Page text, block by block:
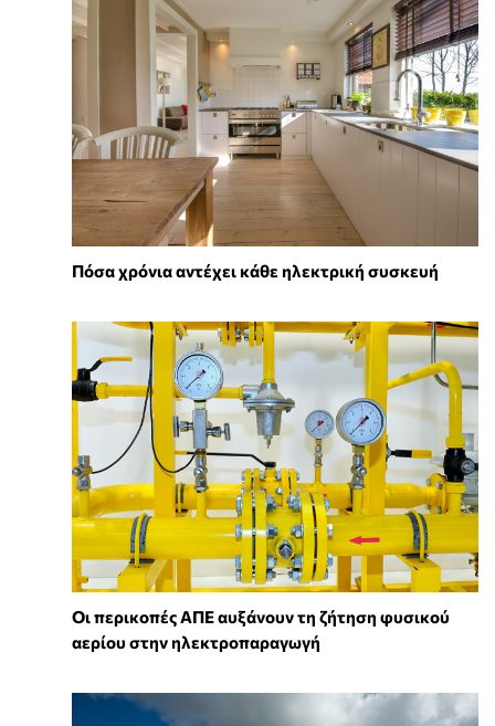
Πόσα χρόνια αντέχει κάθε ηλεκτρική συσκευή
Οι περικοπές ΑΠΕ αυξάνουν τη ζήτηση φυσικού
αερίου στην ηλεκτροπαραγωγή